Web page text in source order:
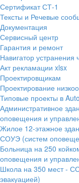
Сертификат СТ-1
Тексты и Речевые
Документация
Сервисный центр
Гарантия и ремонт
Навигатор
Акт рекламации xlsx
Проектировщикам
Проектирование
Типовые проекты в
Административное
оповещения и
Жилое 12-этажное
СОУЭ (систем
Больница на 250
оповещения и
Школа на 350 мест -
эвакуацией)